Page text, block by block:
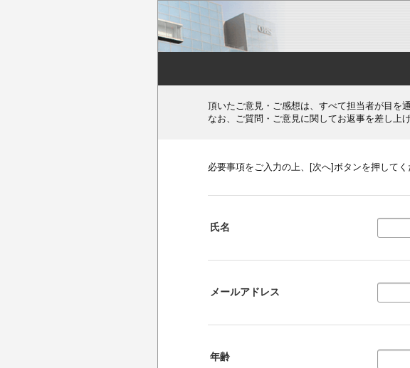
頂いたご意見・ご感想は、すべて担当者が目を
なお、ご質問・ご意見に関してお返事を差し上
必要事項をご入力の上、[次へ]ボタンを押してく
氏名
メールアドレス
年齢